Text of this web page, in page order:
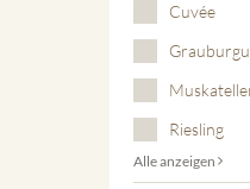
Cuvée
Riesling
Alle anzeigen